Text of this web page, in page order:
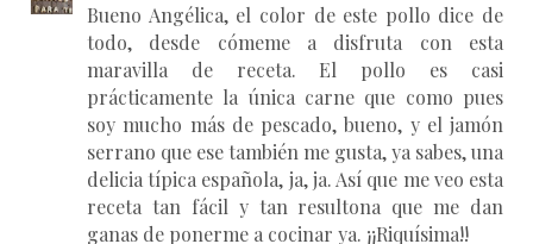
Bueno Angélica, el color de este pollo dice de
todo, desde cómeme a disfruta con esta
maravilla de receta. El pollo es casi
prácticamente la única carne que como pues
soy mucho más de pescado, bueno, y el jamón
serrano que ese también me gusta, ya sabes, una
delicia típica española, ja, ja. Así que me veo esta
receta tan fácil y tan resultona que me dan
ganas de ponerme a cocinar ya. ¡¡Riquísima!!